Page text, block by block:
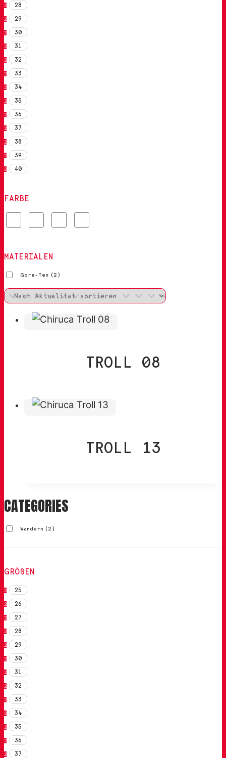
2 28
2 29
2 30
2 31
2 32
2 33
2 34
2 35
2 36
2 37
2 38
2 39
2 40
FARBE
MATERIALEN
Gore-Tex (2)
TROLL 08
TROLL 13
CATEGORIES
Wandern (2)
GRÖßEN
2 25
2 26
2 27
2 28
2 29
2 30
2 31
2 32
2 33
2 34
2 35
2 36
2 37